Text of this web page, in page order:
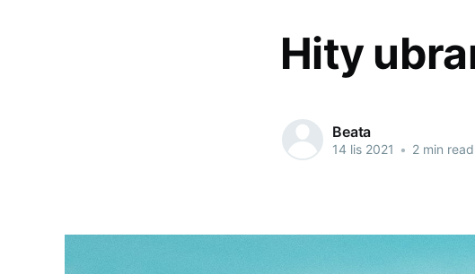
Hity
Beata
14 lis 2021 • 2 min read